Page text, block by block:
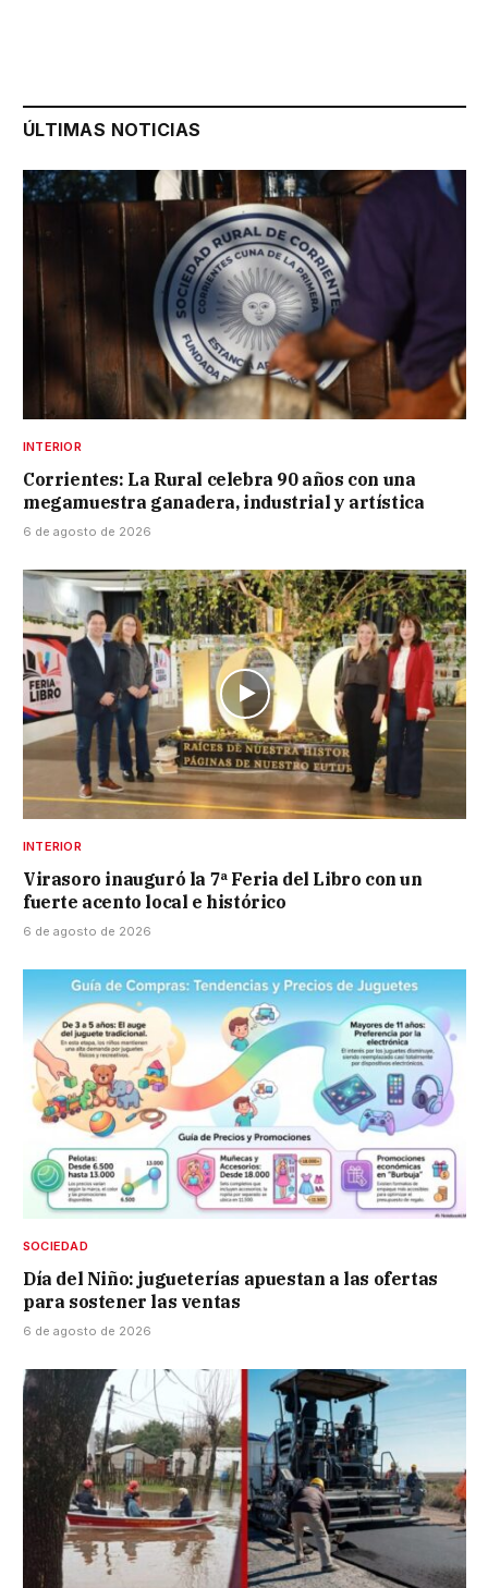
ÚLTIMAS NOTICIAS
INTERIOR
Corrientes: La Rural celebra 90 años con una
megamuestra ganadera, industrial y artística
6 de agosto de 2026
INTERIOR
Virasoro inauguró la 7ª Feria del Libro con un
fuerte acento local e histórico
6 de agosto de 2026
SOCIEDAD
Día del Niño: jugueterías apuestan a las ofertas
para sostener las ventas
6 de agosto de 2026